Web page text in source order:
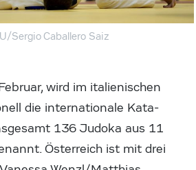
Sergio Caballero Saiz
wird im italienischen
die internationale Kata-
136 Judoka aus 11
Österreich ist mit drei